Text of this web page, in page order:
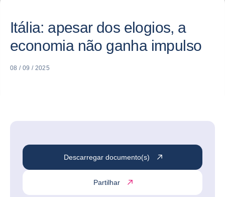
Itália: apesar dos elogios, a
economia não ganha impulso
08 / 09 / 2025
Descarregar documento(s)
Partilhar